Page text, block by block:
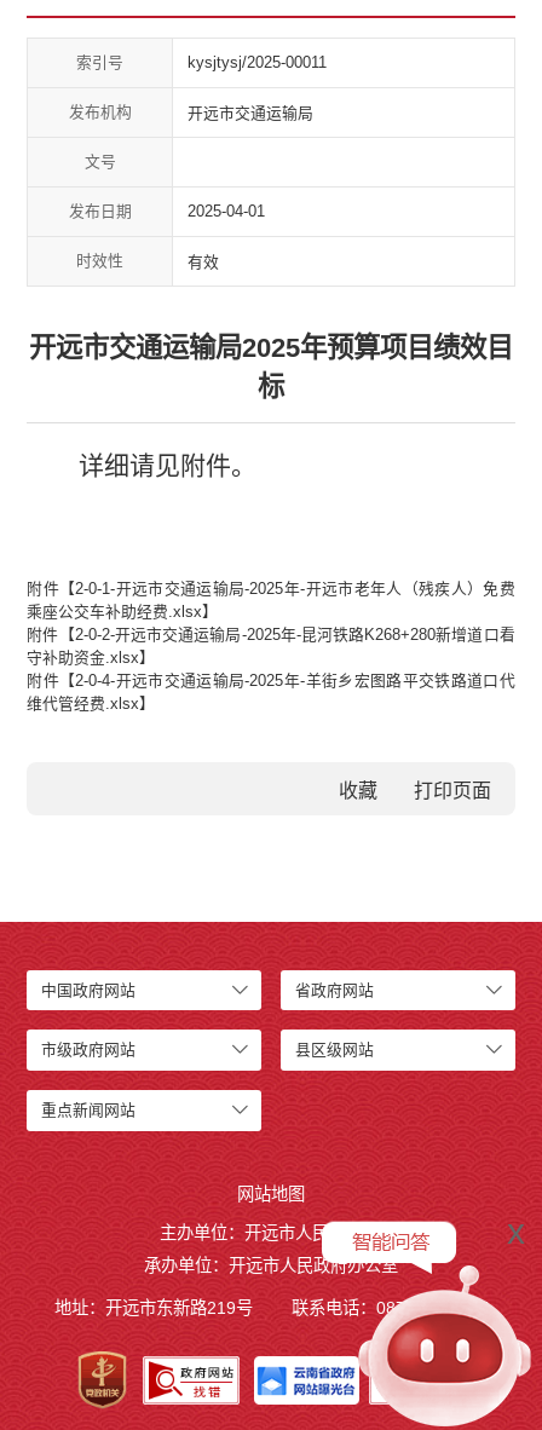
索引号 kysjtysj/2025-00011
发布机构 开远市交通运输局
文号
发布日期 2025-04-01
时效性 有效
开远市交通运输局2025年预算项目绩效目
标
详细请见附件。
附件【2-0-1-开远市交通运输局-2025年-开远市老年人（残疾人）免费
乘座公交车补助经费.xlsx】
附件【2-0-2-开远市交通运输局-2025年-昆河铁路K268+280新增道口看
守补助资金.xlsx】
附件【2-0-4-开远市交通运输局-2025年-羊街乡宏图路平交铁路道口代
维代管经费.xlsx】
收藏
中国政府网站 省政府网站
市级政府网站 县区级网站
重点新闻网站
网站地图
主办单位：开远市人民政府
承办单位：开远市人民政府办公室
地址：开远市东新路219号 联系电话：0873-7236877
x